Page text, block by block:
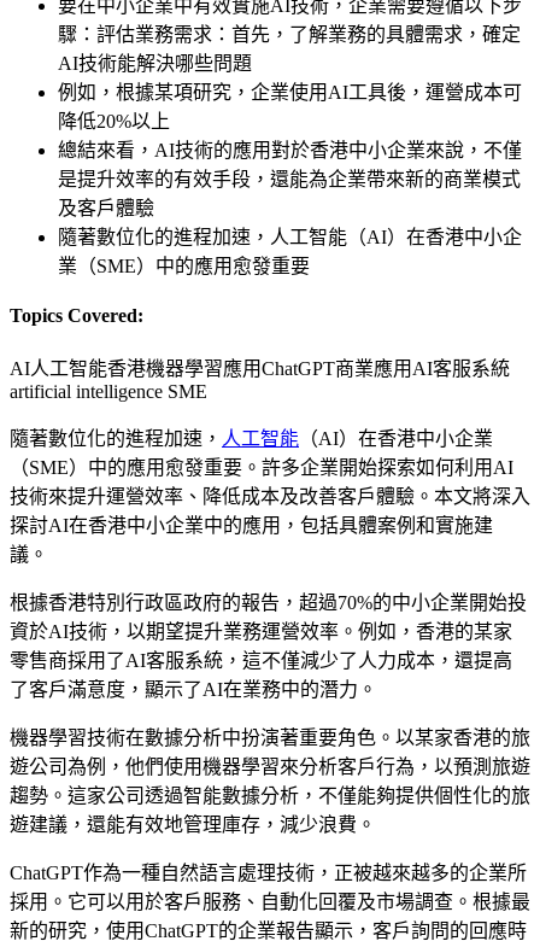
要在中小企業中有效實施AI技術，企業需要遵循以下步
驟：評估業務需求：首先，了解業務的具體需求，確定
AI技術能解決哪些問題
例如，根據某項研究，企業使用AI工具後，運營成本可
降低20%以上
總結來看，AI技術的應用對於香港中小企業來說，不僅
是提升效率的有效手段，還能為企業帶來新的商業模式
及客戶體驗
隨著數位化的進程加速，人工智能（AI）在香港中小企
業（SME）中的應用愈發重要
Topics Covered:
AI人工智能香港機器學習應用ChatGPT商業應用 AI客服系統
artificial intelligence SME
隨著數位化的進程加速， 人工智能 （AI）在香港中小企業
（SME）中的應用愈發重要。許多企業開始探索如何利用AI
技術來提升運營效率、降低成本及改善客戶體驗。本文將深入
探討AI在香港中小企業中的應用，包括具體案例和實施建
議。
根據香港特別行政區政府的報告，超過70%的中小企業開始投
資於AI技術，以期望提升業務運營效率。例如，香港的某家
零售商採用了AI客服系統，這不僅減少了人力成本，還提高
了客戶滿意度，顯示了AI在業務中的潛力。
機器學習技術在數據分析中扮演著重要角色。以某家香港的旅
遊公司為例，他們使用機器學習來分析客戶行為，以預測旅遊
趨勢。這家公司透過智能數據分析，不僅能夠提供個性化的旅
遊建議，還能有效地管理庫存，減少浪費。
ChatGPT作為一種自然語言處理技術，正被越來越多的企業所
採用。它可以用於客戶服務、自動化回覆及市場調查。根據最
新的研究，使用ChatGPT的企業報告顯示，客戶詢問的回應時